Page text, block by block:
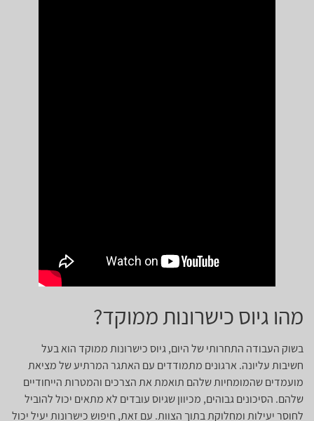
מהו גיוס כישרונות ממוקד?
בשוק העבודה התחרותי של היום, גיוס כישרונות ממוקד הוא בעל
חשיבות עליונה. ארגונים מתמודדים עם האתגר המרתיע של מציאת
מועמדים שהמומחיות שלהם תואמת את הצרכים והמטרות הייחודיים
שלהם. הסיכונים גבוהים, מכיוון שגיוס עובדים לא מתאים יכול להוביל
לחוסר יעילות ומחלוקת בתוך הצוות. עם זאת, חיפוש כישרונות יעיל יכול